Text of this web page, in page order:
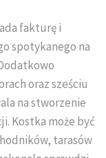
fakturę i
spotykanego na
oraz sześciu
na stworzenie
Kostka może być
tarasów